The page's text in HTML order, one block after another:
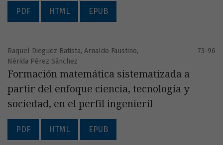
PDF HTML EPUB
Raquel Dieguez Batista, Arnaldo Faustino,
Nérida Pérez Sánchez
73-96
Formación matemática sistematizada a
partir del enfoque ciencia, tecnología y
sociedad, en el perfil ingenieril
PDF HTML EPUB